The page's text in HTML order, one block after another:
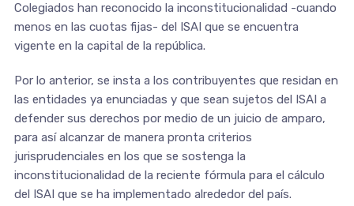
Colegiados han reconocido la inconstitucionalidad -cuando
menos en las cuotas fijas- del ISAI que se encuentra
vigente en la capital de la república.
Por lo anterior, se insta a los contribuyentes que residan en
las entidades ya enunciadas y que sean sujetos del ISAI a
defender sus derechos por medio de un juicio de amparo,
para así alcanzar de manera pronta criterios
jurisprudenciales en los que se sostenga la
inconstitucionalidad de la reciente fórmula para el cálculo
del ISAI que se ha implementado alrededor del país.